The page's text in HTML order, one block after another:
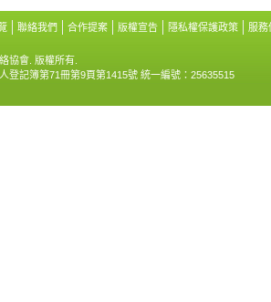
聯絡我們 合作提案 版權宣告 隱私權保護政策 服務
協會. 版權所有.
登記簿第71冊第9頁第1415號 統一編號：25635515